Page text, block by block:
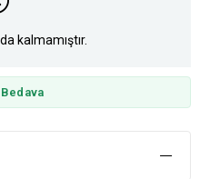
kalmamıştır.